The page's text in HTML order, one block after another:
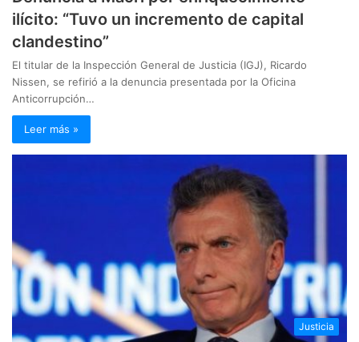
ilícito: “Tuvo un incremento de capital
clandestino”
El titular de la Inspección General de Justicia (IGJ), Ricardo
Nissen, se refirió a la denuncia presentada por la Oficina
Anticorrupción…
Leer más »
Justicia